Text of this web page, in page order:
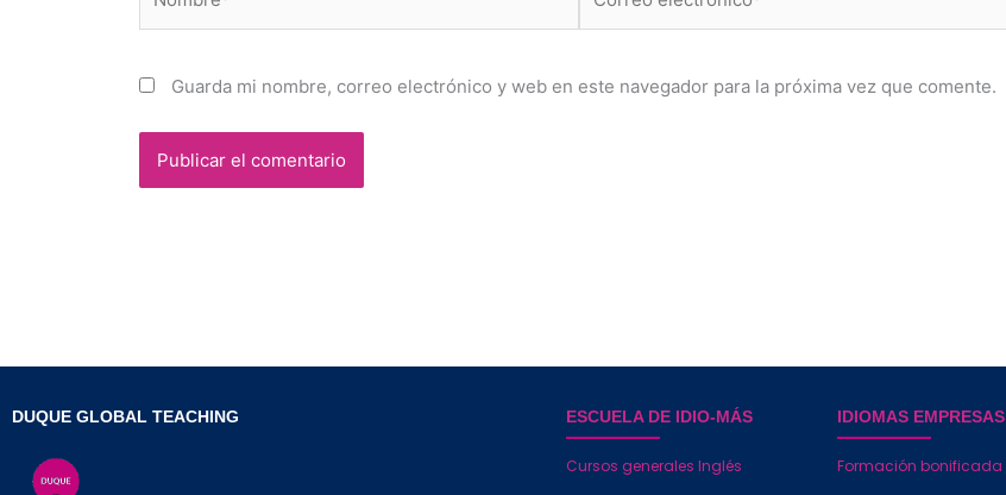
electrónico*
Guarda mi nombre, correo electrónico y web en este navegador para la próxima vez que comente.
DUQUE GLOBAL TEACHING ESCUELA DE IDIO-MÁS
Cursos generales Inglés
IDIOMAS EMPRESAS
Formación bonificada